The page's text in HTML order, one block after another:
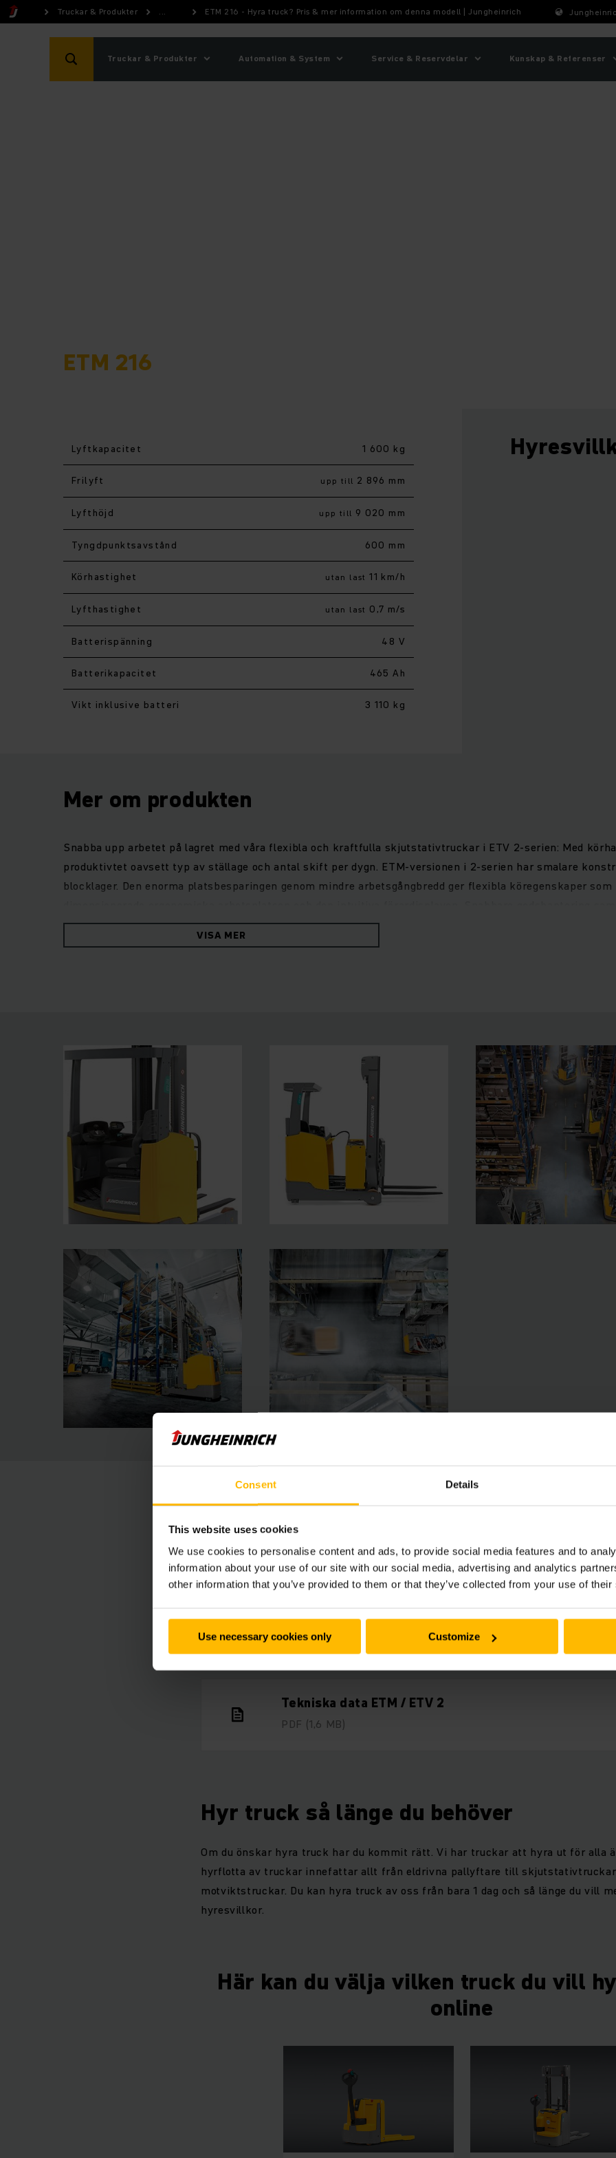
Consent Details
This website uses cookies
We use cookies to personalise content and ads, to provide social media features and to
information about your use of our site with our social media, advertising and analytics
other information that you’ve provided to them or that they’ve collected from your use of
Use necessary cookies only Customize
Truckar & Produkter ... ETM 216 - Hyra truck? Pris & mer information om denna modell | Jungheinrich
Truckar & Produkter Automation & System Service & Reservdelar Kunskap & Referenser
ETM 216
Lyftkapacitet 1 600 kg
Frilyft upp till 2 896 mm
Lyfthöjd upp till 9 020 mm
Tyngdpunktsavstånd 600 mm
Körhastighet utan last 11 km/h
Lyfthastighet utan last 0,7 m/s
Batterispänning 48 V
Batterikapacitet 465 Ah
Vikt inklusive batteri 3 110 kg
Mer om produkten
Snabba upp arbetet på lagret med våra flexibla och kraftfulla skjutstativtruckar i ETV 2-serien: Med
produktivtet oavsett typ av ställage och antal skift per dygn. ETM-versionen i 2-serien har smalare
blocklager. Den enorma platsbesparingen genom mindre arbetsgångbredd ger flexibla köregenskaper
Avancerad driv- och styrteknik samt olika batterialternativ gör våra skjutstativtruckar optimala för
VISA MER
Nedladdningar
Fördelar för kunden ETM / ETV 2
PDF(3,0 MB)
Tekniska data ETM / ETV 2
PDF (1,6 MB)
Hyr truck så länge du behöver
Om du önskar hyra truck har du kommit rätt. Vi har truckar att hyra ut för alla
hyrflotta av truckar innefattar allt från eldrivna pallyftare till
motviktstruckar. Du kan hyra truck av oss från bara 1 dag och så länge du vill
hyresvillkor.
Här kan du välja vilken truck du vill
online